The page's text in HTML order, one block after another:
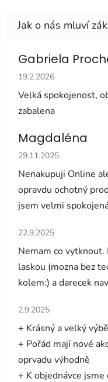
Gabriela
Hodnocení obchodu
19.2.2026
Velká spokojenost,
zabalena
Magdaléna
Hodnocení obchodu
29.11.2025
Nenakupuji Online
opravdu ochotný
jsem velmi
Hodnocení obchodu
22.9.2025
Nemam co vytknout.
laskou (mozna bez
kolem:) a darecek
Hodnocení obchodu
2.9.2025
+ Krásný a velký
+ Pořád mají nové
oprvadu výhodně
+ K objednávce